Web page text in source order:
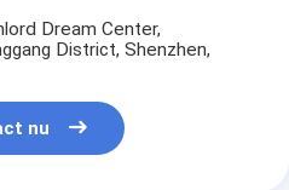
Dream Center,
District, Shenzhen,
nu